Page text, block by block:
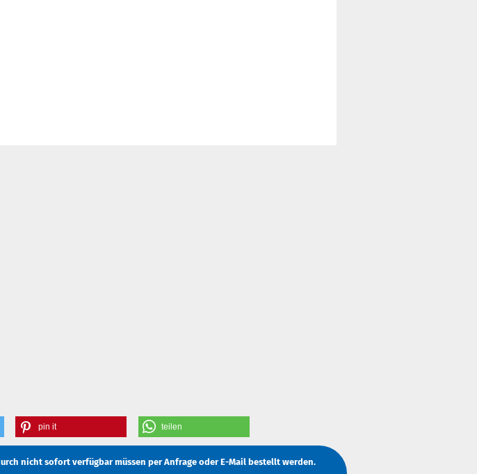
pin it teilen
nicht sofort verfügbar müssen per AnfrageoderE-Mailbestellt werden.